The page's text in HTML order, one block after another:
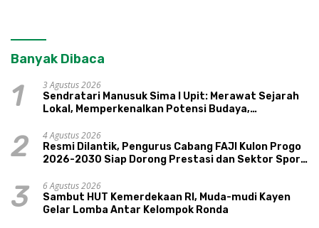
Banyak Dibaca
1
3 Agustus 2026
Sendratari Manusuk Sima I Upit: Merawat Sejarah
Lokal, Memperkenalkan Potensi Budaya,
2
4 Agustus 2026
Resmi Dilantik, Pengurus Cabang FAJI Kulon Progo
2026-2030 Siap Dorong Prestasi dan Sektor Sport
3
6 Agustus 2026
Sambut HUT Kemerdekaan RI, Muda-mudi Kayen
Gelar Lomba Antar Kelompok Ronda